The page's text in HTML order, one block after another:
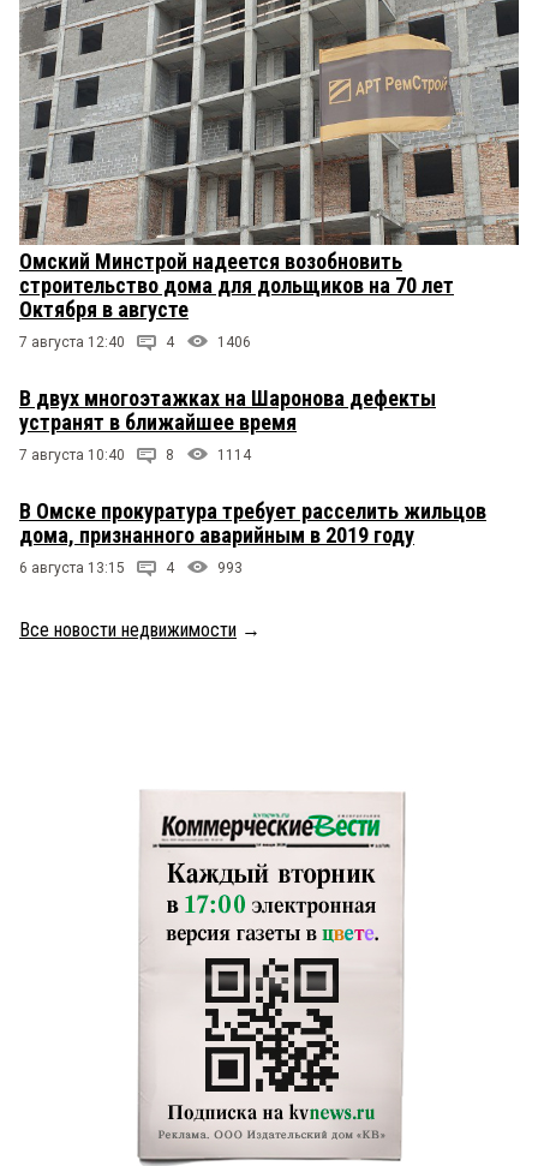
Омский Минстрой надеется возобновить
строительство дома для дольщиков на 70 лет
Октября в августе
7 августа 12:40 4 1406
В двух многоэтажках на Шаронова дефекты
устранят в ближайшее время
7 августа 10:40 8 1114
В Омске прокуратура требует расселить жильцов
дома, признанного аварийным в 2019 году
6 августа 13:15 4 993
Все новости недвижимости →